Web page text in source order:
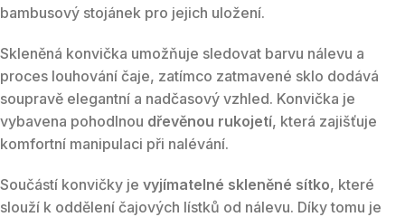
bambusový stojánek pro jejich uložení.
Skleněná konvička umožňuje sledovat barvu nálevu a
proces louhování čaje, zatímco zatmavené sklo dodává
soupravě elegantní a nadčasový vzhled. Konvička je
vybavena pohodlnou dřevěnou rukojetí, která zajišťuje
komfortní manipulaci při nalévání.
Součástí konvičky je vyjímatelné skleněné sítko, které
slouží k oddělení čajových lístků od nálevu. Díky tomu je